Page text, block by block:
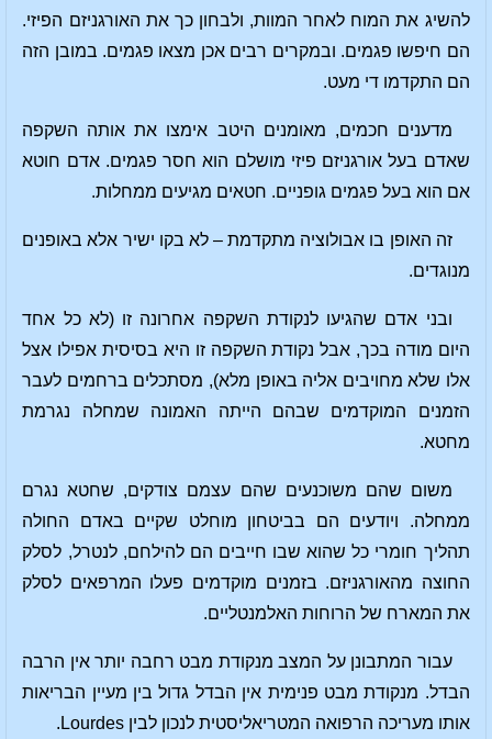
להשיג את המוח לאחר המוות, ולבחון כך את האורגניזם הפיזי.
הם חיפשו פגמים. ובמקרים רבים אכן מצאו פגמים. במובן הזה
הם התקדמו די מעט.
מדענים חכמים, מאומנים היטב אימצו את אותה השקפה
שאדם בעל אורגניזם פיזי מושלם הוא חסר פגמים. אדם חוטא
אם הוא בעל פגמים גופניים. חטאים מגיעים ממחלות.
זה האופן בו אבולוציה מתקדמת – לא בקו ישיר אלא באופנים
מנוגדים.
ובני אדם שהגיעו לנקודת השקפה אחרונה זו (לא כל אחד
היום מודה בכך, אבל נקודת השקפה זו היא בסיסית אפילו אצל
אלו שלא מחויבים אליה באופן מלא), מסתכלים ברחמים לעבר
הזמנים המוקדמים שבהם הייתה האמונה שמחלה נגרמת
מחטא.
משום שהם משוכנעים שהם עצמם צודקים, שחטא נגרם
ממחלה. ויודעים הם בביטחון מוחלט שקיים באדם החולה
תהליך חומרי כל שהוא שבו חייבים הם להילחם, לנטרל, לסלק
החוצה מהאורגניזם. בזמנים מוקדמים פעלו המרפאים לסלק
את המארח של הרוחות האלמנטליים.
עבור המתבונן על המצב מנקודת מבט רחבה יותר אין הרבה
הבדל. מנקודת מבט פנימית אין הבדל גדול בין מעיין הבריאות
אותו מעריכה הרפואה המטריאליסטית לנכון לבין Lourdes.